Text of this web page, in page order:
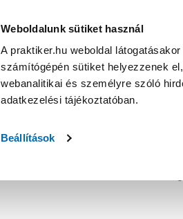
Weboldalunk sütiket használ
A praktiker.hu weboldal
számítógépén sütiket helyezzenek
webanalitikai és személyre szóló
adatkezelési tájékoztatóban.
Beállítások